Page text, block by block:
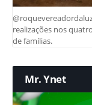
realizações nos
de famílias.
Mr. Ynet